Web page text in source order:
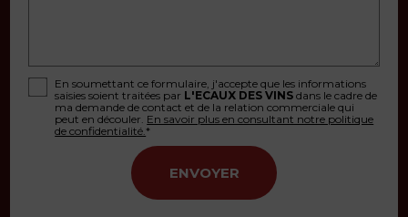
En soumettant ce formulaire, j'accepte que les informations
saisies soient traitées par L'ECAUX DES VINS dans le cadre de
ma demande de contact et de la relation commerciale qui
peut en découler. En savoir plus en consultant notre politique
de confidentialité. *